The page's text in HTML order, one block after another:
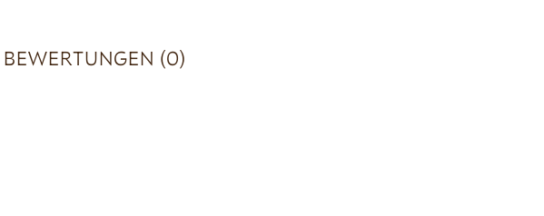
BEWERTUNGEN (0)